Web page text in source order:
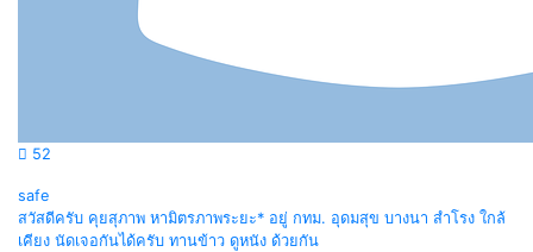
52
safe
สวัสดีครับ คุยสุภาพ หามิตรภาพระยะ* อยู่ กทม. อุดมสุข บางนา สำโรง ใกล้
เคียง นัดเจอกันได้ครับ ทานข้าว ดูหนัง ด้วยกัน